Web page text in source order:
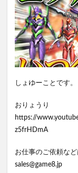
しょゆーことです。
おりょうり
https://
z5frHDmA
お仕事のご依頼な
sales@game8.jp